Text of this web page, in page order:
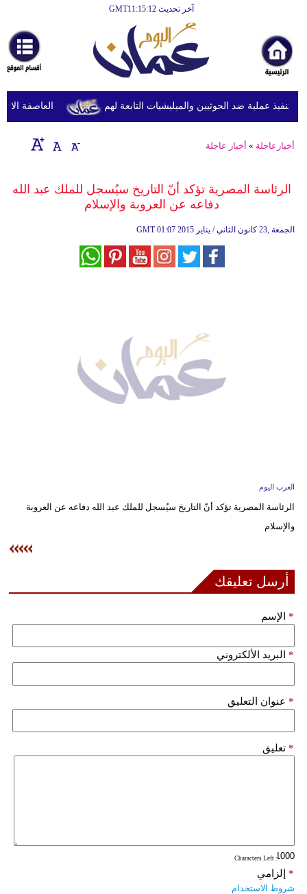
آخر تحديث GMT11:15:12
أخبارعاجلة
رياضة
ثقافة
إقتصاد
وموسيقى
وتكنولوجيا
بيئة
سيارات
العاصفة عملية ضد الحوثيين والميليشيات التابعة لهم
أخبارعاجلة » أخبار عاجلة
الرئاسة المصرية تؤكد أنّ التاريخ سيُسجل للملك عبد الله
دفاعه عن العروبة والإسلام
GMT 01:07 2015 الجمعة ,23 كانون الثاني / يناير
العرب اليوم
الرئاسة المصرية تؤكد أنّ التاريخ سيُسجل للملك عبد الله دفاعه عن العروبة
والإسلام
أرسل تعليقك
الإسم *
البريد الألكتروني *
عنوان التعليق *
تعليق *
: Characters Left
إلزامي *
شروط الاستخدام